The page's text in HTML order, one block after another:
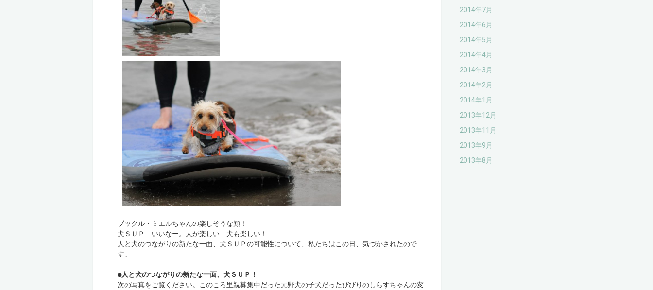
ブックル・ミエルちゃんの楽しそうな顔！
犬ＳＵＰ　いいなー。人が楽しい！犬も楽しい！
人と犬のつながりの新たな一面、犬ＳＵＰの可能性について、私たちはこの日、気づかされたので
す。
●人と犬のつながりの新たな一面、犬ＳＵＰ！
次の写真をご覧ください。このころ里親募集中だった元野犬の子犬だったびびりのしらすちゃんの変
2014年7月
2014年6月
2014年5月
2014年4月
2014年3月
2014年2月
2014年1月
2013年12月
2013年11月
2013年9月
2013年8月